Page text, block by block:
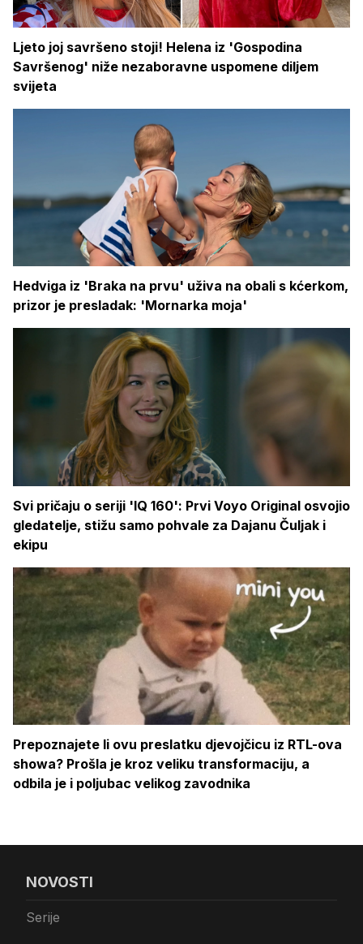
Ljeto joj savršeno stoji! Helena iz 'Gospodina
Savršenog' niže nezaboravne uspomene diljem
svijeta
Hedviga iz 'Braka na prvu' uživa na obali s kćerkom,
prizor je presladak: 'Mornarka moja'
Svi pričaju o seriji 'IQ 160': Prvi Voyo Original osvojio
gledatelje, stižu samo pohvale za Dajanu Čuljak i
ekipu
Prepoznajete li ovu preslatku djevojčicu iz RTL-ova
showa? Prošla je kroz veliku transformaciju, a
odbila je i poljubac velikog zavodnika
NOVOSTI
Serije